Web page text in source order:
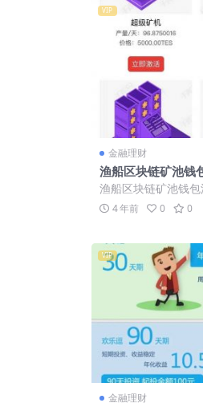
VIP
金融理财
渔船区块链矿池钱
资产交易源码
渔船区块链矿池钱
产交易源码
4 年前 0 0
VIP
金融理财